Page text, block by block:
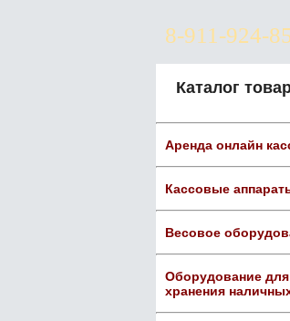
8-911-924-
Каталог
Аренда онлайн
Кассовые
Весовое
Оборудование
хранения